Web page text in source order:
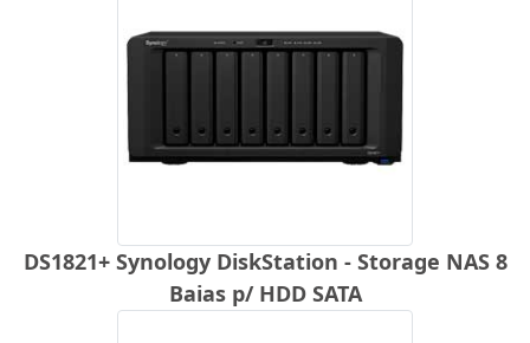
DS1821+ Synology DiskStation - Storage NAS 8
Baias p/ HDD SATA